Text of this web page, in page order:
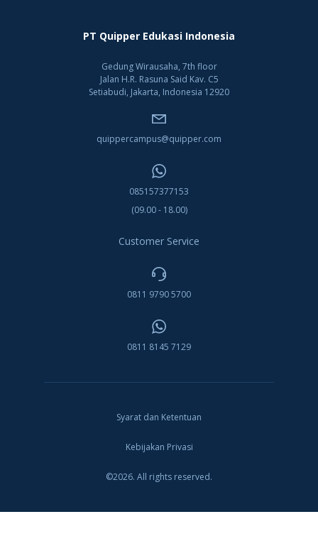
PT Quipper Edukasi Indonesia
Gedung Wirausaha, 7th floor
Jalan H.R. Rasuna Said Kav. C5
Setiabudi, Jakarta, Indonesia 12920
quippercampus@quipper.com
085157377153
(09.00 - 18.00)
Customer Service
0811 9790 5700
0811 8145 7129
©2026. All rights reserved.
Syarat dan Ketentuan
Kebijakan Privasi